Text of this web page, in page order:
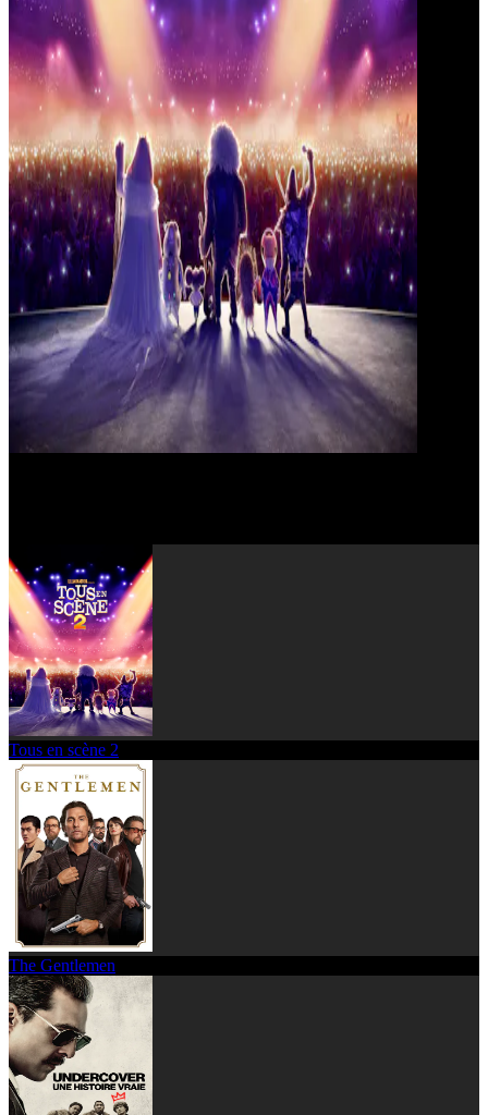
Tous en scène 2
The Gentlemen